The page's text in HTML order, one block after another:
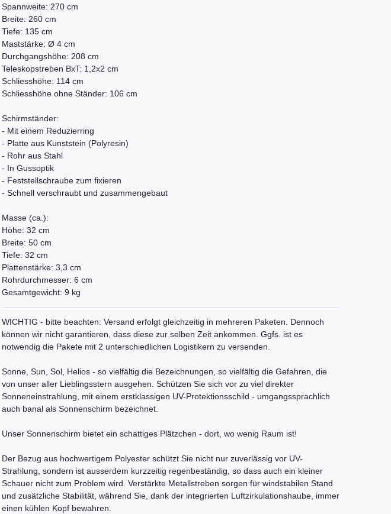
Spannweite: 270 cm
Breite: 260 cm
Tiefe: 135 cm
Maststärke: Ø 4 cm
Durchgangshöhe: 208 cm
Teleskopstreben BxT: 1,2x2 cm
Schliesshöhe: 114 cm
Schliesshöhe ohne Ständer: 106 cm
Schirmständer:
- Mit einem Reduzierring
- Platte aus Kunststein (Polyresin)
- Rohr aus Stahl
- In Gussoptik
- Feststellschraube zum fixieren
- Schnell verschraubt und zusammengebaut
Masse (ca.):
Höhe: 32 cm
Breite: 50 cm
Tiefe: 32 cm
Plattenstärke: 3,3 cm
Rohrdurchmesser: 6 cm
Gesamtgewicht: 9 kg
WICHTIG - bitte beachten: Versand erfolgt gleichzeitig in mehreren Paketen. Dennoch
können wir nicht garantieren, dass diese zur selben Zeit ankommen. Ggfs. ist es
notwendig die Pakete mit 2 unterschiedlichen Logistikern zu versenden.
Sonne, Sun, Sol, Helios - so vielfältig die Bezeichnungen, so vielfältig die Gefahren, die
von unser aller Lieblingsstern ausgehen. Schützen Sie sich vor zu viel direkter
Sonneneinstrahlung, mit einem erstklassigen UV-Protektionsschild - umgangssprachlich
auch banal als Sonnenschirm bezeichnet.
Unser Sonnenschirm bietet ein schattiges Plätzchen - dort, wo wenig Raum ist!
Der Bezug aus hochwertigem Polyester schützt Sie nicht nur zuverlässig vor UV-
Strahlung, sondern ist ausserdem kurzzeitig regenbeständig, so dass auch ein kleiner
Schauer nicht zum Problem wird. Verstärkte Metallstreben sorgen für windstabilen Stand
und zusätzliche Stabilität, während Sie, dank der integrierten Luftzirkulationshaube, immer
einen kühlen Kopf bewahren.